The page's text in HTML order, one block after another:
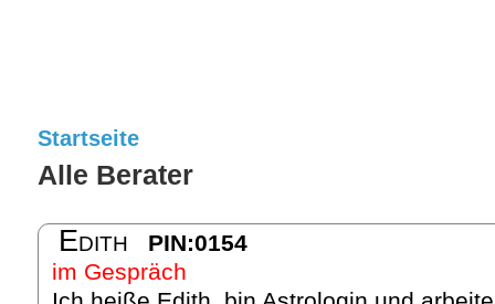
Startseite
Alle Berater
Edith
PIN:0154
im Gespräch